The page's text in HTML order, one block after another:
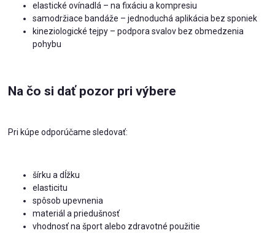
elastické ovínadlá – na fixáciu a kompresiu
samodržiace bandáže – jednoduchá aplikácia bez sponiek
kineziologické tejpy – podpora svalov bez obmedzenia
pohybu
Na čo si dať pozor pri výbere
Pri kúpe odporúčame sledovať:
šírku a dĺžku
elasticitu
spôsob upevnenia
materiál a priedušnosť
vhodnosť na šport alebo zdravotné použitie